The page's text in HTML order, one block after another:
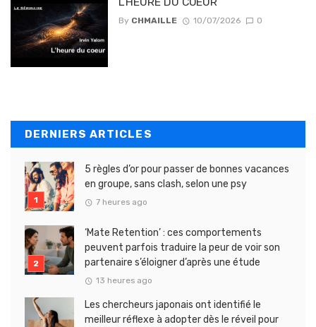
By CHMAILLE 10/07/2026 0
DERNIERS ARTICLES
5 règles d’or pour passer de bonnes vacances
en groupe, sans clash, selon une psy
7 heures ago
‘Mate Retention’ : ces comportements
peuvent parfois traduire la peur de voir son
partenaire s’éloigner d’après une étude
13 heures ago
Les chercheurs japonais ont identifié le
meilleur réflexe à adopter dès le réveil pour